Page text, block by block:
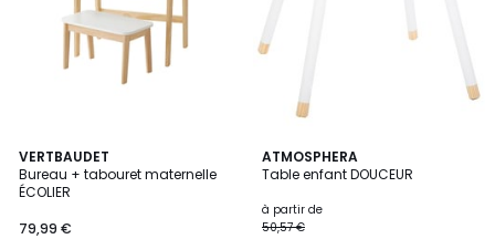
VERTBAUDET
Bureau + tabouret maternelle
ÉCOLIER
79,99 €
5
/
5
ATMOSPHERA
Table enfant DOUCEUR
à partir de
50,57 €
2
Couleurs